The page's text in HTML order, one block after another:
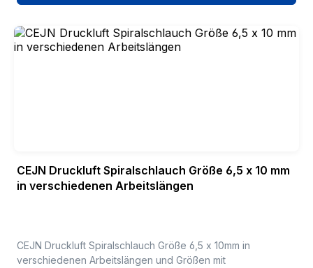
CEJN Druckluft Spiralschlauch Größe 6,5 x 10 mm
in verschiedenen Arbeitslängen
CEJN Druckluft Spiralschlauch Größe 6,5 x 10mm in
verschiedenen Arbeitslängen und Größen mit